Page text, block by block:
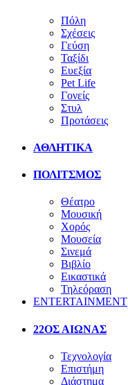
Πόλη
Σχέσεις
Γεύση
Ταξίδι
Ευεξία
Pet Life
Γονείς
Στυλ
Προτάσεις
ΑΘΛΗΤΙΚΑ
ΠΟΛΙΤΣΜΟΣ
Θέατρο
Μουσική
Χορός
Μουσεία
Σινεμά
Βιβλίο
Εικαστικά
Τηλεόραση
ENTERTAINMENT
22ΟΣ ΑΙΩΝΑΣ
Τεχνολογία
Επιστήμη
Διάστημα